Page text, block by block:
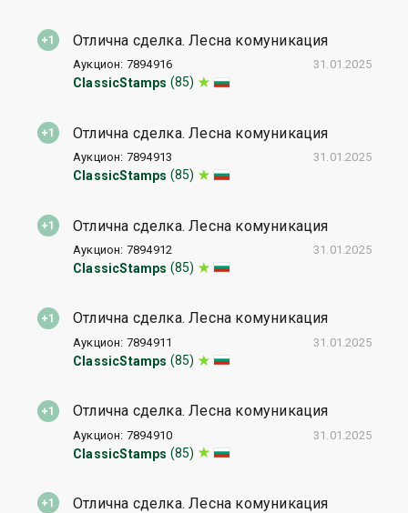
Отлична сделка. Лесна комуникация
ClassicStamps (85)
Аукцион: 7894916 31.01.2025
Отлична сделка. Лесна комуникация
ClassicStamps (85)
Аукцион: 7894913 31.01.2025
Отлична сделка. Лесна комуникация
ClassicStamps (85)
Аукцион: 7894912 31.01.2025
Отлична сделка. Лесна комуникация
ClassicStamps (85)
Аукцион: 7894911 31.01.2025
Отлична сделка. Лесна комуникация
ClassicStamps (85)
Аукцион: 7894910 31.01.2025
Отлична сделка. Лесна комуникация